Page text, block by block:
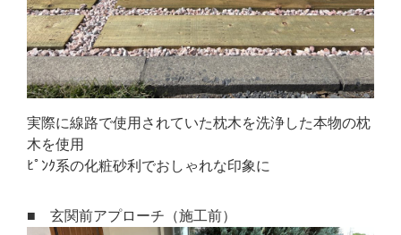
実際に線路で使用されていた枕木を洗浄した本物の枕
木を使用
ﾋﾟﾝｸ系の化粧砂利でおしゃれな印象に
■ 玄関前アプローチ（施工前）